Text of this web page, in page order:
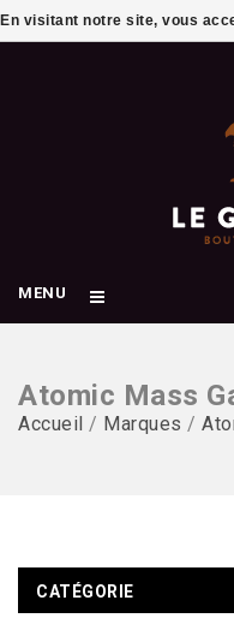
MENU
Atomic Mass
Accueil / Marques /
CATÉGORIE
En visitant notre site, vous